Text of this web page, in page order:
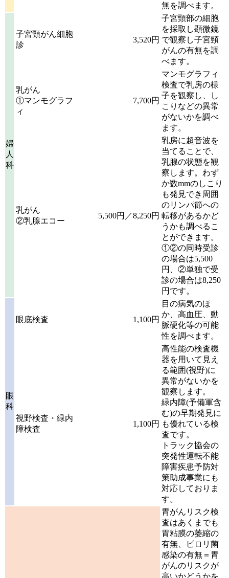
無を調べます。
婦
人
科
子宮頸がん細胞
診
3,520円
子宮頸部の細胞
を採取し顕微鏡
で観察し子宮頸
がんの有無を調
べます。
乳がん
①マンモグラフ
ィ
7,700円
マンモグラフィ
検査で乳房の様
子を観察し、し
こりなどの異常
がないかを調べ
ます。
乳がん
②乳腺エコー
5,500円／8,250円
乳房に超音波を
当てることで、
乳腺の状態を観
察します。わず
か数mmのしこり
も発見でき周囲
のリンパ節への
転移があるかど
うかも調べるこ
とができます。
①②の同時受診
の場合は5,500
円、②単独で受
診の場合は8,250
円です。
眼
科
眼底検査 1,100円
目の病気のほ
か、高血圧、動
脈硬化等の可能
性を調べます。
視野検査・緑内
障検査
1,100円
高性能の検査機
器を用いて見え
る範囲(視野)に
異常がないかを
観察します。
緑内障(予備軍含
む)の早期発見に
も優れている検
査です。
トラック協会の
突発性運転不能
障害疾患予防対
策助成事業にも
対応しておりま
す。
胃がんリスク検
査はあくまでも
胃粘膜の萎縮の
有無、ピロリ菌
感染の有無＝胃
がんのリスクが
高いかどうかを